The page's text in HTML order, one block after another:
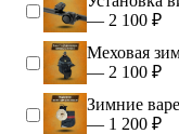
— 2 100 ₽
Меховая
— 2 100 ₽
Зимние
— 1 200 ₽